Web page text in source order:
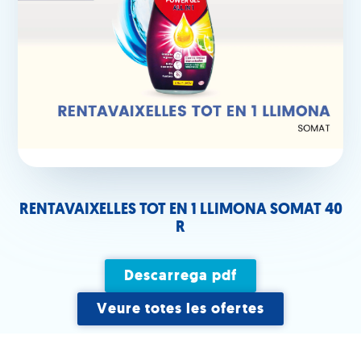
RENTAVAIXELLES TOT EN 1 LLIMONA SOMAT 40
R
Descarrega pdf
Veure totes les ofertes